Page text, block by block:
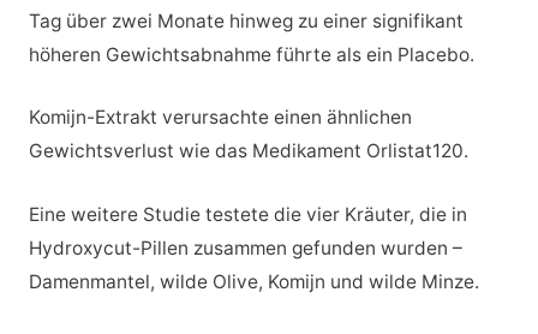
Tag über zwei Monate hinweg zu einer signifikant
höheren Gewichtsabnahme führte als ein Placebo.
Komijn-Extrakt verursachte einen ähnlichen
Gewichtsverlust wie das Medikament Orlistat120.
Eine weitere Studie testete die vier Kräuter, die in
Hydroxycut-Pillen zusammen gefunden wurden –
Damenmantel, wilde Olive, Komijn und wilde Minze.